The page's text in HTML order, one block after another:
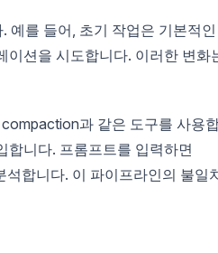
예를 들어, 초기 작업은 기본적인
션을 시도합니다. 이러한 변화
과 같은 도구를 사용
합니다. 프롬프트를 입력하면
합니다. 이 파이프라인의 불일